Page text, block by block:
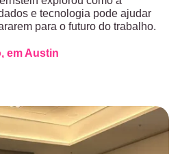
e tecnologia pode ajudar
para o futuro do trabalho.
em Austin